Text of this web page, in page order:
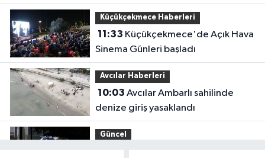
yattı
Küçükçekmece Haberleri
11:33
Sinema Günleri başladı
Avcılar Haberleri
10:03
denize giriş yasaklandı
Güncel